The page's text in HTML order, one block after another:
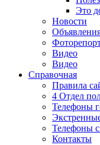
Это
Новости
Видео
Видео
Справочная
Правила
4 Отдел
Телефоны
Телефоны
Контакты